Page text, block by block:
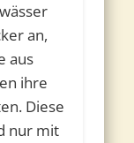
an,
aus
ihre
Diese
nur mit